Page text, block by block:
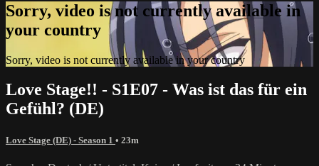
Sorry, video is not currently available in
your country
Sorry, video is not currently available in your country
Love Stage!! - S1E07 - Was ist das für ein
Gefühl? (DE)
Love Stage (DE) - Season 1 • 23m